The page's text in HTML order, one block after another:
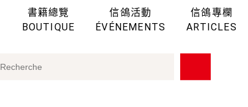
書籍總覽
BOUTIQUE
信鴿活動
ÉVÉNEMENTS
信鴿專欄
ARTICLES